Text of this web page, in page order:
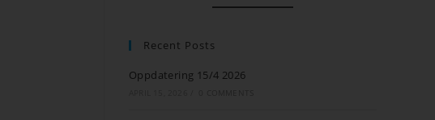
Recent Posts
Oppdatering 15/4 2026